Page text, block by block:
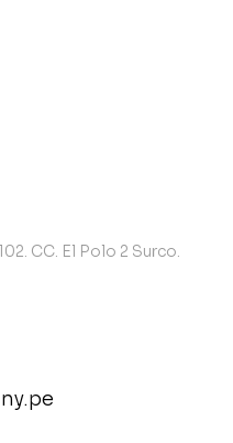
CC. El Polo 2 Surco.